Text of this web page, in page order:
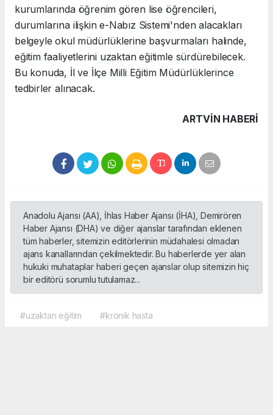
kurumlarında öğrenim gören lise öğrencileri,
durumlarına ilişkin e-Nabız Sistemi'nden alacakları
belgeyle okul müdürlüklerine başvurmaları halinde,
eğitim faaliyetlerini uzaktan eğitimle sürdürebilecek.
Bu konuda, İl ve İlçe Milli Eğitim Müdürlüklerince
tedbirler alınacak.
ARTVIN HABERİ
Anadolu Ajansı (AA), İhlas Haber Ajansı (İHA), Demirören
Haber Ajansı (DHA) ve diğer ajanslar tarafından eklenen
tüm haberler, sitemizin editörlerinin müdahalesi olmadan
ajans kanallarından çekilmektedir. Bu haberlerde yer alan
hukuki muhataplar haberi geçen ajanslar olup sitemizin hiç
bir editörü sorumlu tutulamaz...
#uzaktan eğitim #kronik hasta